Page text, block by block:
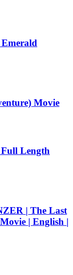
Movie
Length
| The Last
| English |